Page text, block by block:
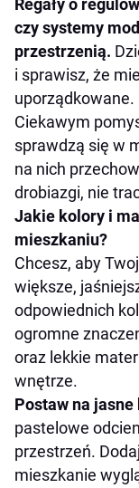
Regały o
czy systemy
przestrzenią.
i sprawisz, że
uporządkowane.
Ciekawym
sprawdzą się w
na nich
drobiazgi, nie
Jakie kolory i
mieszkaniu?
Chcesz, aby
większe,
odpowiednich
ogromne
oraz lekkie
wnętrze.
Postaw na
pastelowe
przestrzeń.
mieszkanie